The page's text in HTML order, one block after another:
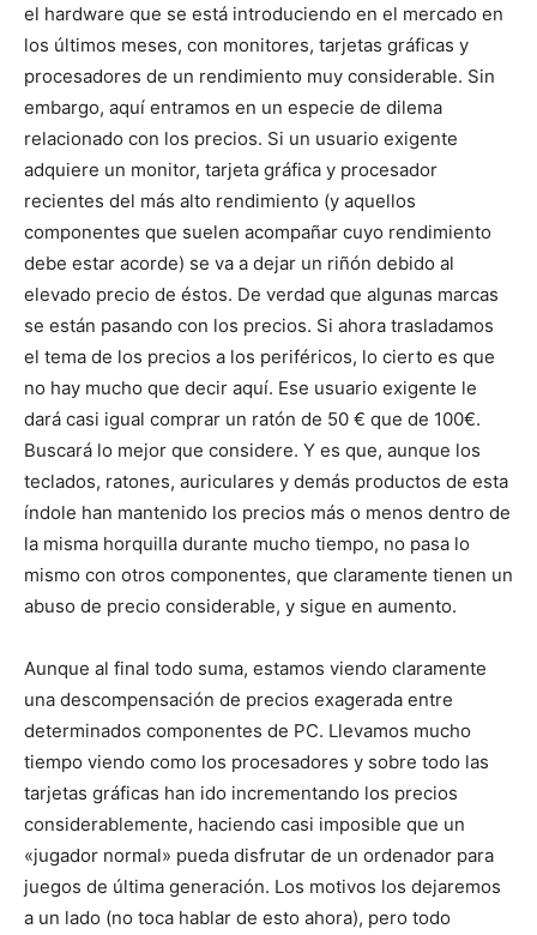
el hardware que se está introduciendo en el mercado en
los últimos meses, con monitores, tarjetas gráficas y
procesadores de un rendimiento muy considerable. Sin
embargo, aquí entramos en un especie de dilema
relacionado con los precios. Si un usuario exigente
adquiere un monitor, tarjeta gráfica y procesador
recientes del más alto rendimiento (y aquellos
componentes que suelen acompañar cuyo rendimiento
debe estar acorde) se va a dejar un riñón debido al
elevado precio de éstos. De verdad que algunas marcas
se están pasando con los precios. Si ahora trasladamos
el tema de los precios a los periféricos, lo cierto es que
no hay mucho que decir aquí. Ese usuario exigente le
dará casi igual comprar un ratón de 50 € que de 100€.
Buscará lo mejor que considere. Y es que, aunque los
teclados, ratones, auriculares y demás productos de esta
índole han mantenido los precios más o menos dentro de
la misma horquilla durante mucho tiempo, no pasa lo
mismo con otros componentes, que claramente tienen un
abuso de precio considerable, y sigue en aumento.
Aunque al final todo suma, estamos viendo claramente
una descompensación de precios exagerada entre
determinados componentes de PC. Llevamos mucho
tiempo viendo como los procesadores y sobre todo las
tarjetas gráficas han ido incrementando los precios
considerablemente, haciendo casi imposible que un
«jugador normal» pueda disfrutar de un ordenador para
juegos de última generación. Los motivos los dejaremos
a un lado (no toca hablar de esto ahora), pero todo